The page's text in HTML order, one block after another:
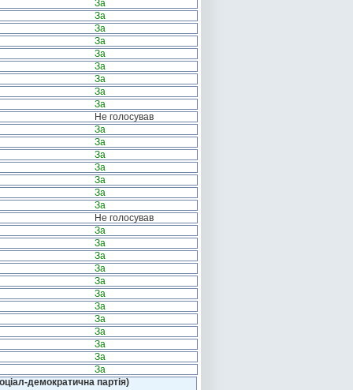
За
За
За
За
За
За
За
За
За
Не голосував
За
За
За
За
За
За
За
Не голосував
За
За
За
За
За
За
За
За
За
За
За
За
демократична партія)